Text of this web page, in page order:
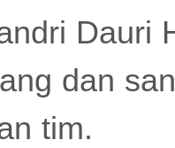
Dauri
dan
tim.